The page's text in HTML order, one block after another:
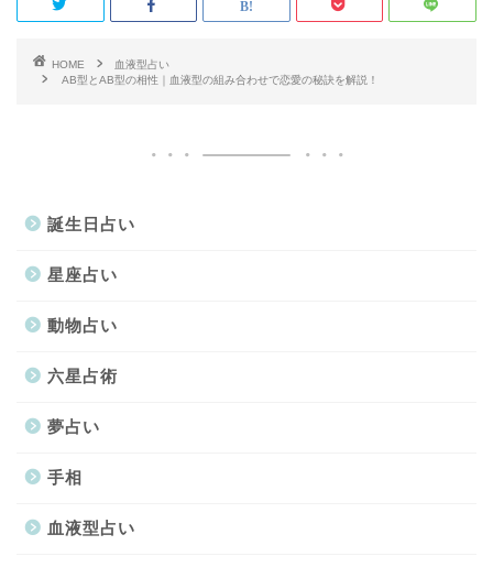
HOME
血液型占い
AB型とAB型の相性｜血液型の組み合わせで恋愛の秘訣を解説！
誕生日占い
星座占い
動物占い
六星占術
夢占い
手相
血液型占い